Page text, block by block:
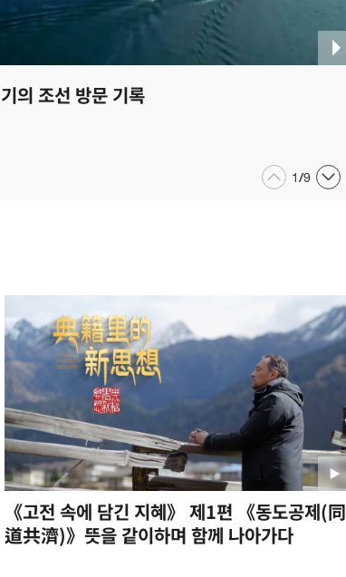
의 조선 방문 기록
1/9
《고전 속에 담긴 지혜》 제1편 《동도공제(同
道共濟)》뜻을 같이하며 함께 나아가다